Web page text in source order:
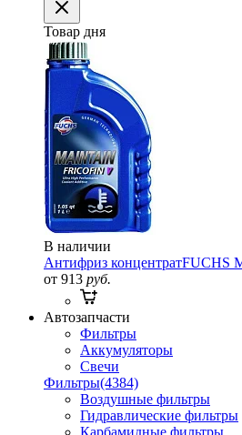
Товар дня
В наличии
Антифриз концентратFUCHS
от 913 руб.
Автозапчасти
Фильтры
Аккумуляторы
Свечи
Фильтры(4384)
Воздушные фильтры
Гидравлические фильтры
Карбамидные фильтры